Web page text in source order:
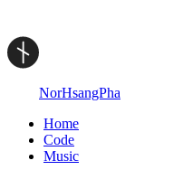
NorHsangPha
Home
Code
Music